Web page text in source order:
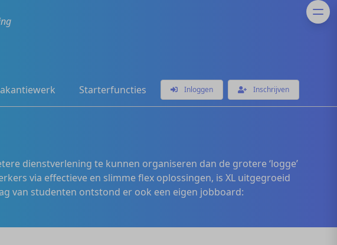
Starterfuncties Inloggen Inschrijven
dienstverlening te kunnen organiseren dan de grotere ‘logge’
via effectieve en slimme flex oplossingen, is XL uitgegroeid
van studenten ontstond er ook een eigen jobboard: